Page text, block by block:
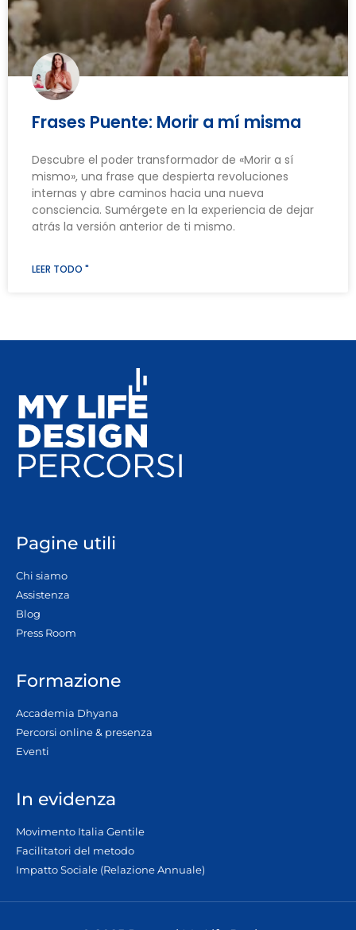
Frases Puente: Morir a mí misma
Descubre el poder transformador de «Morir a sí
mismo», una frase que despierta revoluciones
internas y abre caminos hacia una nueva
consciencia. Sumérgete en la experiencia de dejar
atrás la versión anterior de ti mismo.
LEER TODO "
Pagine utili
Chi siamo
Assistenza
Blog
Press Room
Formazione
Accademia Dhyana
Percorsi online & presenza
Eventi
In evidenza
Movimento Italia Gentile
Facilitatori del metodo
Impatto Sociale (Relazione Annuale)